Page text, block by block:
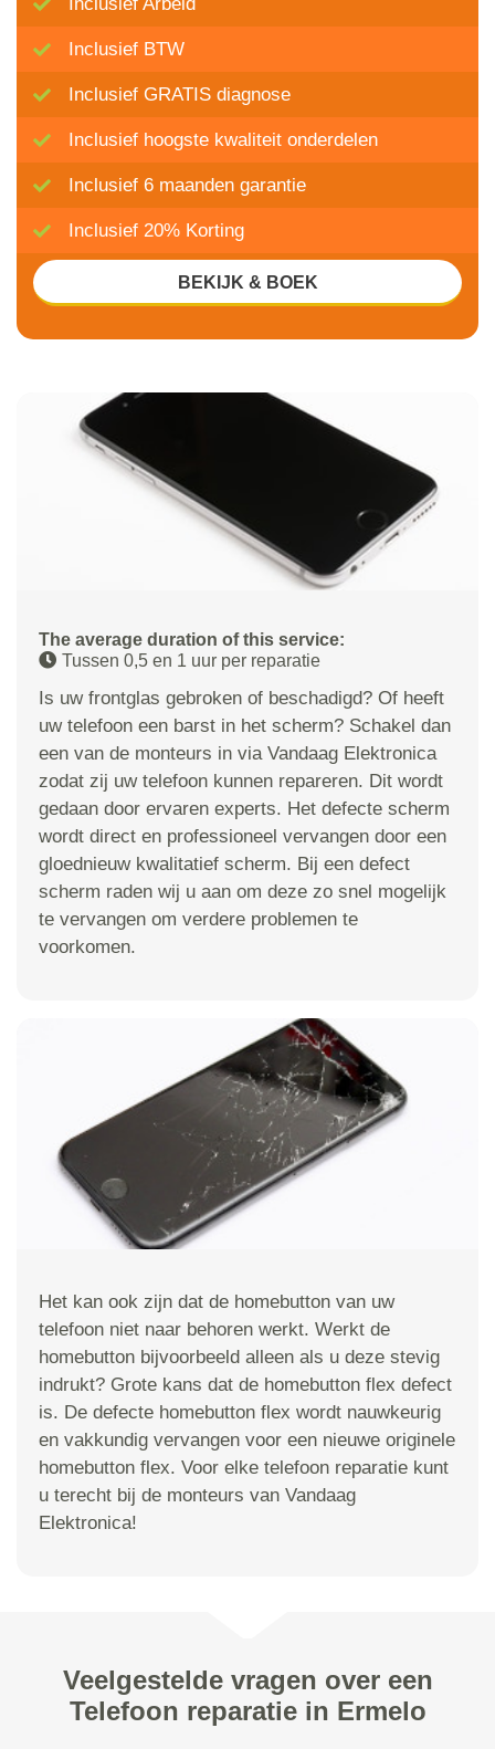
The average duration of this service:
Tussen 0,5 en 1 uur per reparatie
Is uw frontglas gebroken of beschadigd? Of heeft
uw telefoon een barst in het scherm? Schakel dan
een van de monteurs in via Vandaag Elektronica
zodat zij uw telefoon kunnen repareren. Dit wordt
gedaan door ervaren experts. Het defecte scherm
wordt direct en professioneel vervangen door een
gloednieuw kwalitatief scherm. Bij een defect
scherm raden wij u aan om deze zo snel mogelijk
te vervangen om verdere problemen te
voorkomen.
Inclusief BTW
Inclusief GRATIS diagnose
Inclusief hoogste kwaliteit onderdelen
Inclusief 6 maanden garantie
Inclusief 20% Korting
BEKIJK & BOEK
Het kan ook zijn dat de homebutton van uw
telefoon niet naar behoren werkt. Werkt de
homebutton bijvoorbeeld alleen als u deze stevig
indrukt? Grote kans dat de homebutton flex defect
is. De defecte homebutton flex wordt nauwkeurig
en vakkundig vervangen voor een nieuwe originele
homebutton flex. Voor elke telefoon reparatie kunt
u terecht bij de monteurs van Vandaag
Elektronica!
Veelgestelde vragen over een
Telefoon reparatie in Ermelo